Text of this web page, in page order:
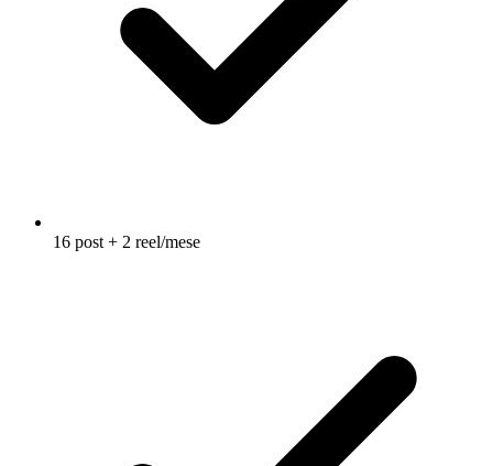
16 post + 2 reel/mese